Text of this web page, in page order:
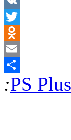
VK
Twitter
Odnoklassniki
Email
Отправить
:PS Plus